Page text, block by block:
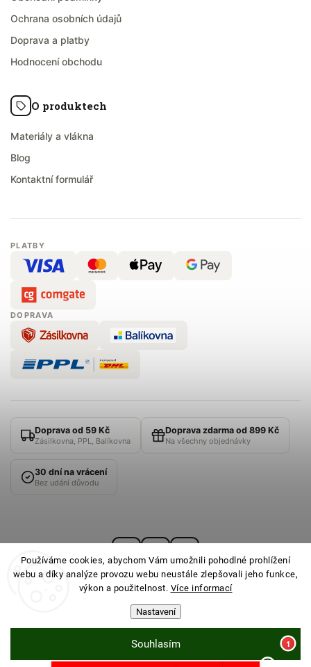
Používáme cookies, abychom Vám umožnili pohodlné prohlížení
webu a díky analýze provozu webu neustále zlepšovali jeho funkce,
výkon a použitelnost. Více informací
Nastavení
Souhlasím
Ochrana osobních údajů
Doprava a platby
Hodnocení obchodu
O produktech
Materiály a vlákna
Blog
Kontaktní formulář
PLATBY
DOPRAVA
Doprava od 59 Kč
Zásilkovna, PPL, Balíkovna
Doprava zdarma od 899 Kč
Na všechny objednávky
30 dní na vrácení
Bez udání důvodu
PONOŽKOVNA· Všechna práva vyhrazena ·
Nastavení cookies